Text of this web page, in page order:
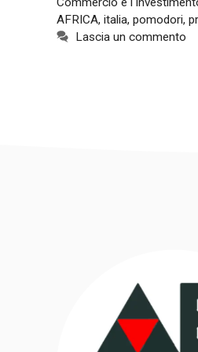
AFRICA, italia, pomodori,
Lascia un commento